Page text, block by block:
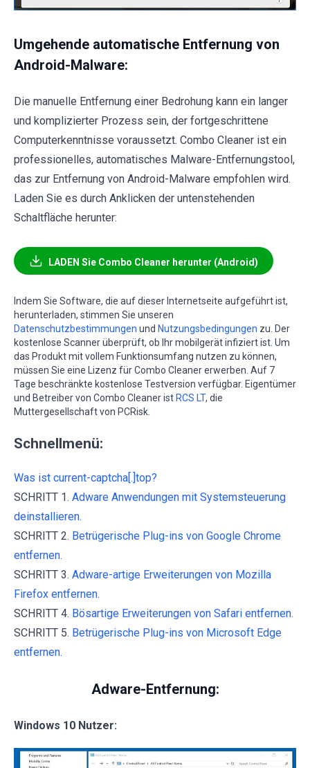
Umgehende automatische Entfernung von
Android-Malware:
Die manuelle Entfernung einer Bedrohung kann ein langer
und komplizierter Prozess sein, der fortgeschrittene
Computerkenntnisse voraussetzt. Combo Cleaner ist ein
professionelles, automatisches Malware-Entfernungstool,
das zur Entfernung von Android-Malware empfohlen wird.
Laden Sie es durch Anklicken der untenstehenden
Schaltfläche herunter:
LADEN Sie Combo Cleaner herunter (Android)
Indem Sie Software, die auf dieser Internetseite aufgeführt ist,
herunterladen, stimmen Sie unseren
Datenschutzbestimmungen und Nutzungsbedingungen zu. Der
kostenlose Scanner überprüft, ob Ihr mobilgerät infiziert ist. Um
das Produkt mit vollem Funktionsumfang nutzen zu können,
müssen Sie eine Lizenz für Combo Cleaner erwerben. Auf 7
Tage beschränkte kostenlose Testversion verfügbar. Eigentümer
und Betreiber von Combo Cleaner istRCS LT, die
Muttergesellschaft von PCRisk.
Schnellmenü:
Was ist current-captcha[.]top?
SCHRITT 1. Adware Anwendungen mit Systemsteuerung
deinstallieren.
SCHRITT 2. Betrügerische Plug-ins von Google Chrome
entfernen.
SCHRITT 3. Adware-artige Erweiterungen von Mozilla
Firefox entfernen.
SCHRITT 4. Bösartige Erweiterungen von Safari entfernen.
SCHRITT 5. Betrügerische Plug-ins von Microsoft Edge
entfernen.
Adware-Entfernung:
Windows 10 Nutzer: